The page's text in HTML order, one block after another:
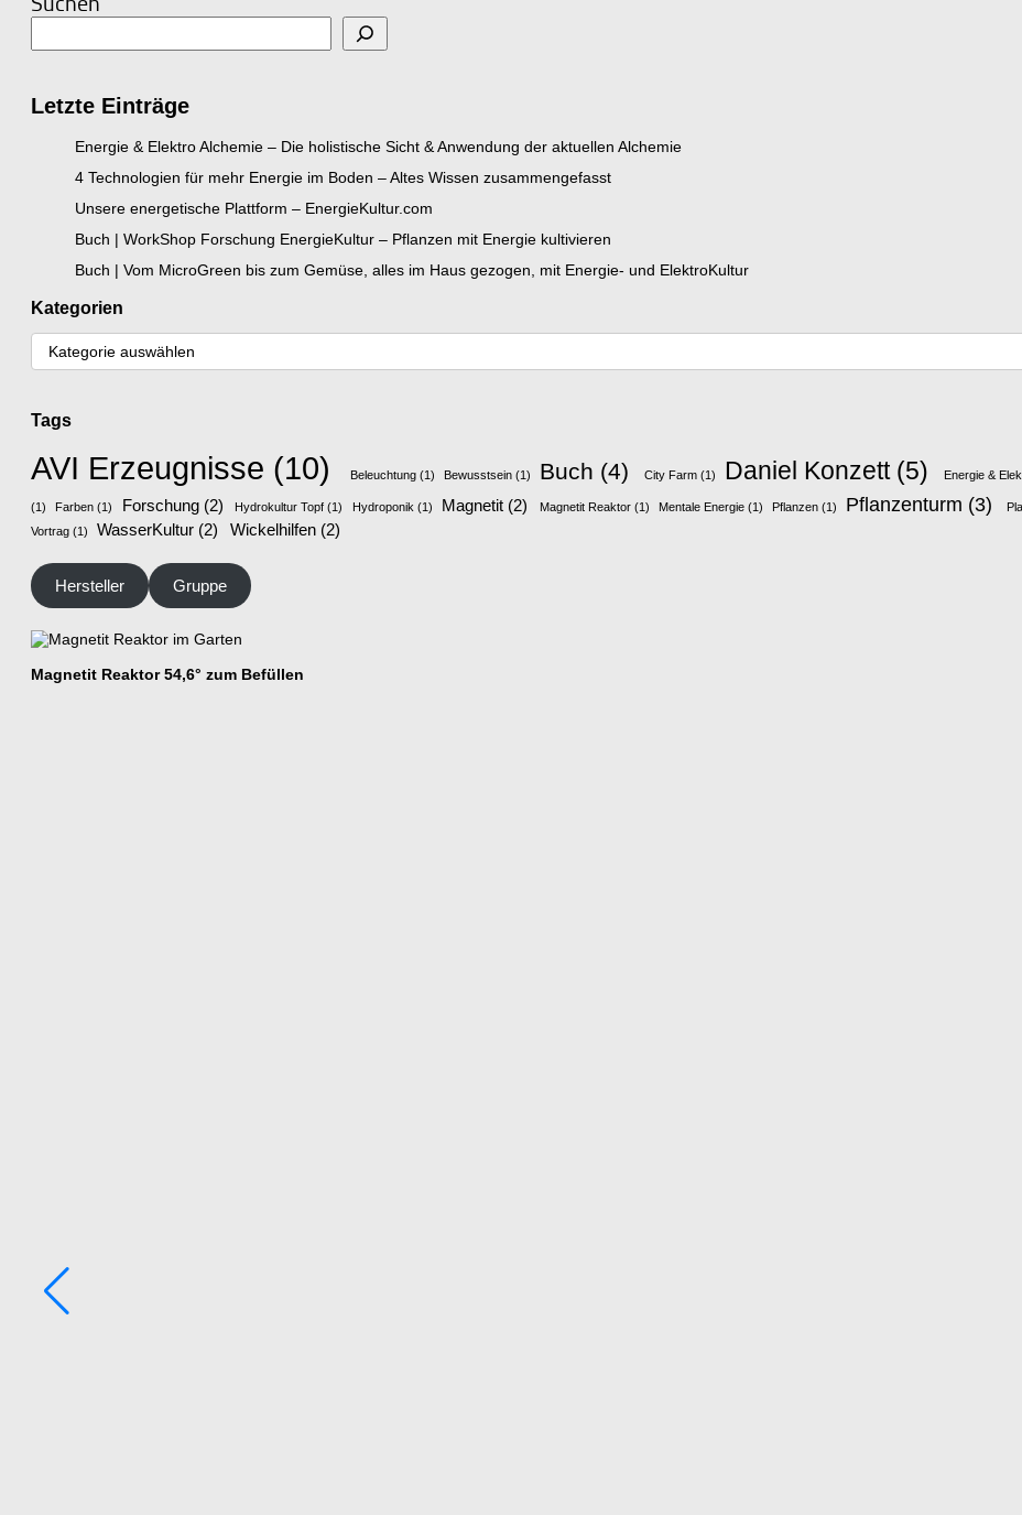
Letzte Einträge
Energie & Elektro Alchemie – Die holistische Sicht & Anwendung der aktuellen Alchemie
4 Technologien für mehr Energie im Boden – Altes Wissen zusammengefasst
Unsere energetische Plattform – EnergieKultur.com
Buch | WorkShop Forschung EnergieKultur – Pflanzen mit Energie kultivieren
Buch | Vom MicroGreen bis zum Gemüse, alles im Haus gezogen, mit Energie- und ElektroKultur
Kategorien
Tags
AVI Erzeugnisse (10) Beleuchtung(1) Bewusstsein(1) Buch (4) City Farm(1) Daniel Konzett(5) Energie &
(1) Farben (1) Forschung(2) Hydrokultur Topf (1) Hydroponik (1) Magnetit(2) Magnetit Reaktor(1) Mentale Energie(1) Pflanzen (1) Pflanzenturm (3)
Vortrag (1) WasserKultur (2) Wickelhilfen(2)
Hersteller Gruppe
Magnetit Reaktor 54,6° zum Befüllen